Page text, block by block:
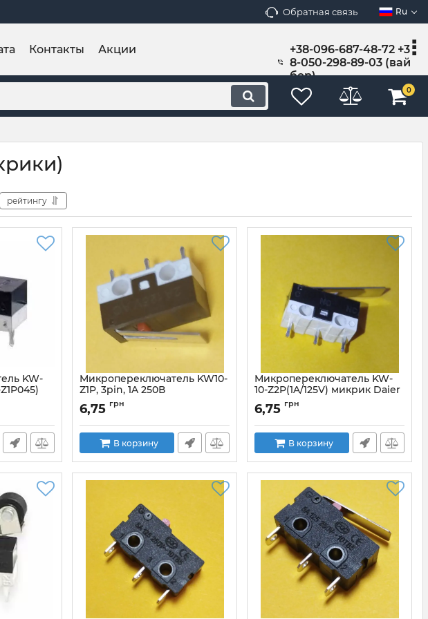
Обратная связь Ru
Контакты Акции
+38-096-687-48-72 +3
8-050-298-89-03 (вай
бер)
0
рейтингу
KW-
Микропереключатель KW10-
Z1P, 3pin, 1A 250В
Артикул: KW10-Z1P_Daier
6,75 грн
В корзину
Микропереключатель KW-
10-Z2P(1A/125V) микрик Daier
Артикул: Daier_KW10-Z2P
6,75 грн
В корзину